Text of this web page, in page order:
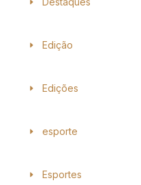
Edição
Edições
esporte
Esportes